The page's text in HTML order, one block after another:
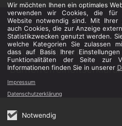
Wir möchten Ihnen ein optimales
verwenden wir Cookies, die für
Website notwendig sind. Mit Ihrer
auch Cookies, die zur Anzeige
Statistikzwecken genutzt werden.
welche Kategorien Sie zulassen
dass auf Basis Ihrer
Funktionalitäten der Seite zur
Informationen finden Sie in unserer
Notwendig
Impressum
Datenschutzerklärung
© Diakonie Hamburg
Datenschutzerklärung